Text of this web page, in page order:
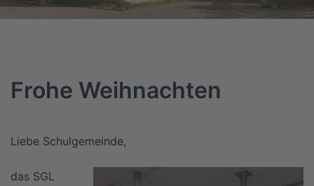
Frohe Weihnachten
Liebe Schulgemeinde,
das SGL